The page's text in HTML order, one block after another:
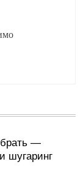
—
шугаринг